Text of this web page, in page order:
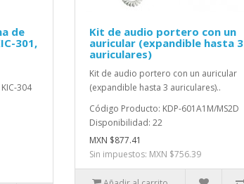
de
301,
304
Kit de audio portero con un
auricular (expandible hasta 3
auriculares)
Kit de audio portero con un auricular
(expandible hasta 3 auriculares)..
Código Producto: KDP-601A1M/MS2D
Disponibilidad: 22
MXN $877.41
Sin impuestos: MXN $756.39